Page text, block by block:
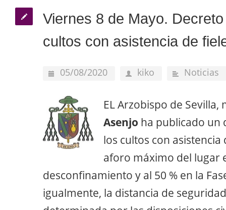
Viernes 8 de Mayo.
cultos con asistencia de
05/08/2020 kiko Noticias
EL Arzobispo de
Asenjo ha publicado un
los cultos con
aforo máximo del lugar
desconfinamiento y al 50 % en la
igualmente, la distancia de